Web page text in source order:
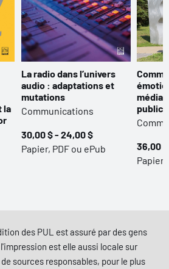
la
La radio dans l’univers
audio : adaptations et
mutations
Communications
30,00 $ - 24,00 $
Papier, PDF ou ePub
publics
36,00
Papier,
des PUL est assuré par des gens
est elle aussi locale sur
sources responsables, pour le plus